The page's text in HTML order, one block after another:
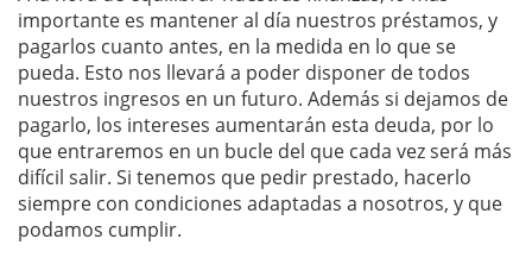
importante es mantener al día nuestros préstamos, y
pagarlos cuanto antes, en la medida en lo que se
pueda. Esto nos llevará a poder disponer de todos
nuestros ingresos en un futuro. Además si dejamos de
pagarlo, los intereses aumentarán esta deuda, por lo
que entraremos en un bucle del que cada vez será más
difícil salir. Si tenemos que pedir prestado, hacerlo
siempre con condiciones adaptadas a nosotros, y que
podamos cumplir.